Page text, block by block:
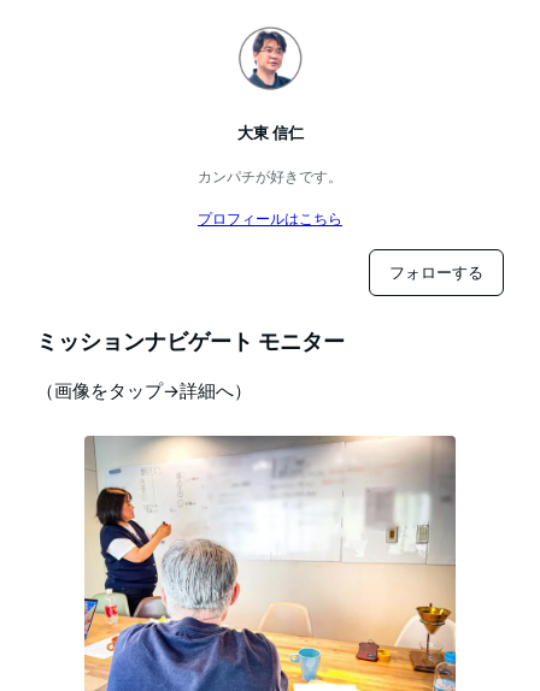
大東 信仁
カンパチが好きです。
プロフィールはこちら
フォローする
ミッションナビゲート モニター
（画像をタップ→詳細へ）